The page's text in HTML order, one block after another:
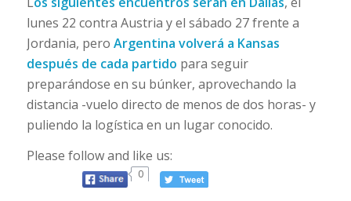
lunes 22 contra Austria y el sábado 27 frente a
Jordania, pero Argentina volverá a Kansas
después de cada partido para seguir
preparándose en su búnker, aprovechando la
distancia -vuelo directo de menos de dos horas- y
puliendo la logística en un lugar conocido.
Please follow and like us:
0